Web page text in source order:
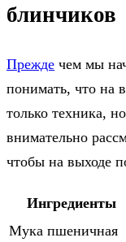
блинчиков
Прежде чем мы
понимать, что на
только техника,
внимательно
чтобы на выходе
Ингредиенты
Мука пшеничная